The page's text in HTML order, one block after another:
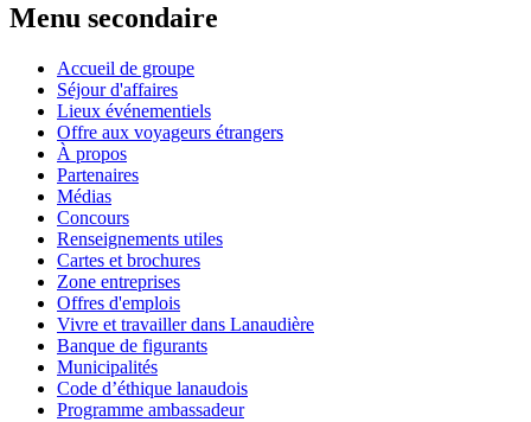
Menu secondaire
Accueil de groupe
Séjour d'affaires
Lieux événementiels
Offre aux voyageurs étrangers
À propos
Partenaires
Médias
Concours
Renseignements utiles
Cartes et brochures
Zone entreprises
Offres d'emplois
Vivre et travailler dans Lanaudière
Banque de figurants
Municipalités
Code d’éthique lanaudois
Programme ambassadeur